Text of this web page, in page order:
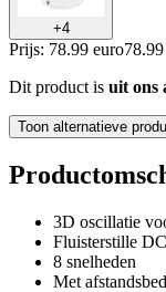
+4
Prijs: 78.99 euro78.99
Dit product is uit ons
Toon alternatieve
3D oscillatie
Fluisterstille
8 snelheden
Met